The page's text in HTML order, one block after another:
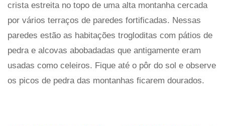
crista estreita no topo de uma alta montanha cercada
por vários terraços de paredes fortificadas. Nessas
paredes estão as habitações trogloditas com pátios de
pedra e alcovas abobadadas que antigamente eram
usadas como celeiros. Fique até o pôr do sol e observe
os picos de pedra das montanhas ficarem dourados.